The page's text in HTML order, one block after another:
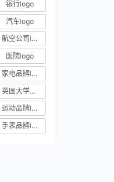
银行logo
汽车logo
航空公司logo
医院logo
家电品牌logo
英国大学校徽
运动品牌logo
手表品牌logo